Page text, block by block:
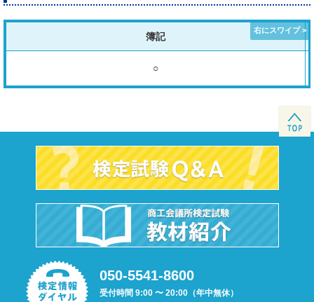
簿記
○
050-5541-8600
受付時間 9:00 〜 20:00（年中無休）